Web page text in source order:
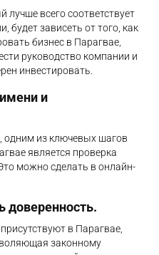
лучше всего соответствует
будет зависеть от того, как
бизнес в Парагвае,
руководство компании и
инвестировать.
и
одним из ключевых шагов
является проверка
можно сделать в онлайн-
доверенность.
в Парагвае,
законному